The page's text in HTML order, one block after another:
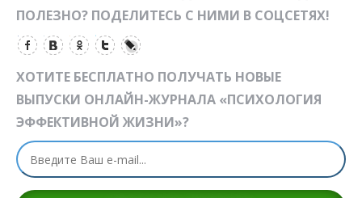
ПОЛЕЗНО? ПОДЕЛИТЕСЬ С НИМИ В СОЦСЕТЯХ!
ХОТИТЕ БЕСПЛАТНО ПОЛУЧАТЬ НОВЫЕ
ВЫПУСКИ ОНЛАЙН-ЖУРНАЛА «ПСИХОЛОГИЯ
ЭФФЕКТИВНОЙ ЖИЗНИ»?